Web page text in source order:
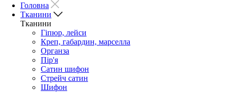
Головна
Тканини
Тканини
Гіпюр, лейси
Креп, габардин, марселла
Органза
Пір'я
Сатин шифон
Стрейч сатин
Шифон